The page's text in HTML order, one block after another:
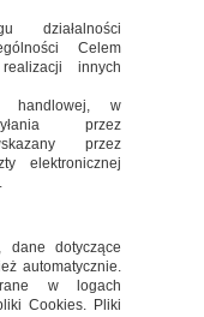
działalności
Celem
innych
handlowej, w
przez
przez
elektronicznej
dane dotyczące
automatycznie.
w logach
Cookies. Pliki